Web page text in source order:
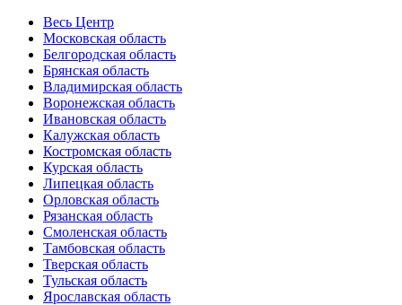
Весь Центр
Московская область
Белгородская область
Брянская область
Владимирская область
Воронежская область
Ивановская область
Калужская область
Костромская область
Курская область
Липецкая область
Орловская область
Рязанская область
Смоленская область
Тамбовская область
Тверская область
Тульская область
Ярославская область